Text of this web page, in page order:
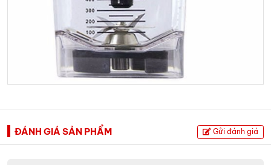
ĐÁNH GIÁ SẢN PHẨM Gửi đánh giá